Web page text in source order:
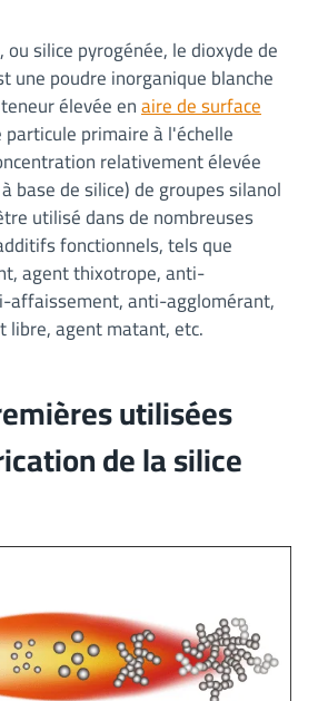
ou silice pyrogénée, le dioxyde de
une poudre inorganique blanche
élevée enaire de surface
primaire à l'échelle
relativement élevée
base de silice) de groupes silanol
utilisé dans de nombreuses
fonctionnels, tels que
agent thixotrope, anti-
affaissement, anti-agglomérant,
libre, agent matant, etc.
utilisées
de la silice